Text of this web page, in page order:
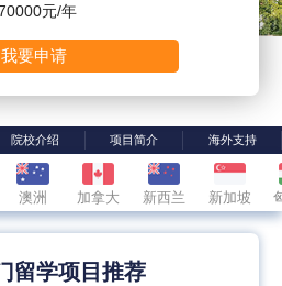
元/年
我要申请
院校介绍 项目简介 海外支持
澳洲 加拿大 新西兰 新加坡
留学项目推荐